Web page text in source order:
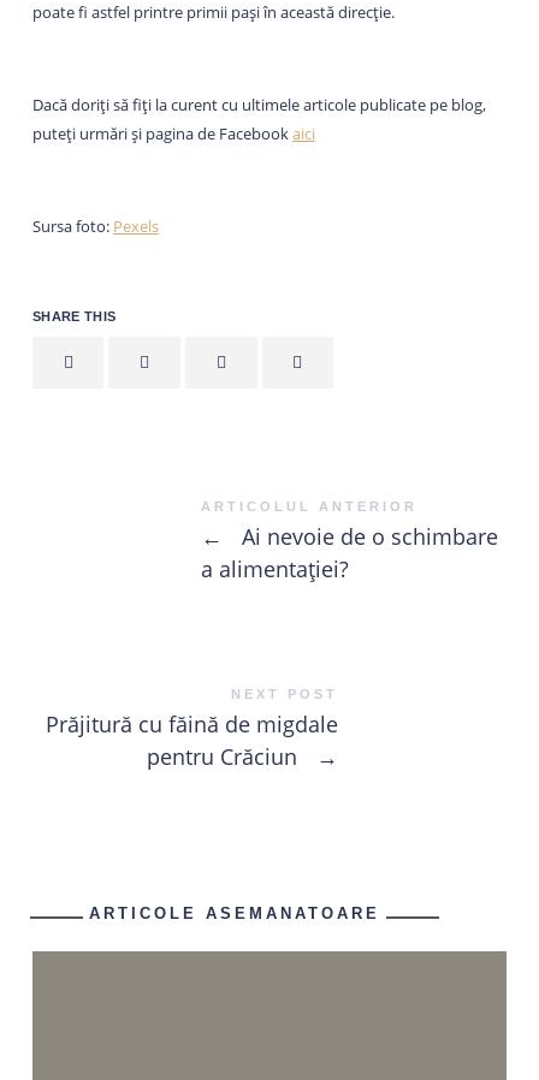
poate fi astfel printre primii pași în această direcție.
Dacă doriți să fiți la curent cu ultimele articole publicate pe blog,
puteți urmări și pagina de Facebookaici
Sursa foto: Pexels
SHARE THIS
ARTICOLUL ANTERIOR
←
Ai nevoie de o schimbare
a alimentației?
NEXT POST
Prăjitură cu făină de migdale
pentru Crăciun
→
ARTICOLE ASEMANATOARE